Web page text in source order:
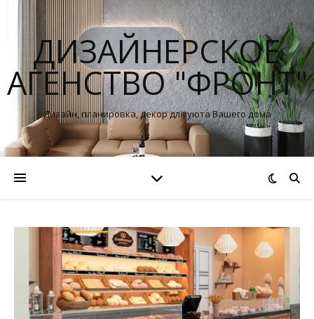
ДИЗАЙНЕРСКОЕ
АГЕНСТВО "ФРОНТ"
Дизайн, планировка, декор для уюта Вашего дома